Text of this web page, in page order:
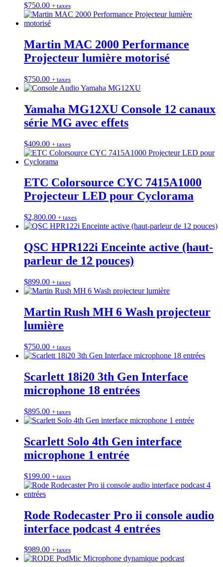
$750.00 + taxes
Martin MAC 2000 Performance
Projecteur lumière motorisé
$750.00 + taxes
Yamaha MG12XU Console 12 canaux
série MG avec effets
$409.00 + taxes
ETC Colorsource CYC 7415A1000
Projecteur LED pour Cyclorama
$2,800.00 + taxes
QSC HPR122i Enceinte active (haut-
parleur de 12 pouces)
$899.00 + taxes
Martin Rush MH 6 Wash projecteur
lumière
$750.00 + taxes
Scarlett 18i20 3th Gen Interface
microphone 18 entrées
$895.00 + taxes
Scarlett Solo 4th Gen interface
microphone 1 entrée
$199.00 + taxes
Rode Rodecaster Pro ii console audio
interface podcast 4 entrées
$989.00 + taxes